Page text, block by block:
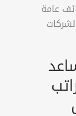
عامة